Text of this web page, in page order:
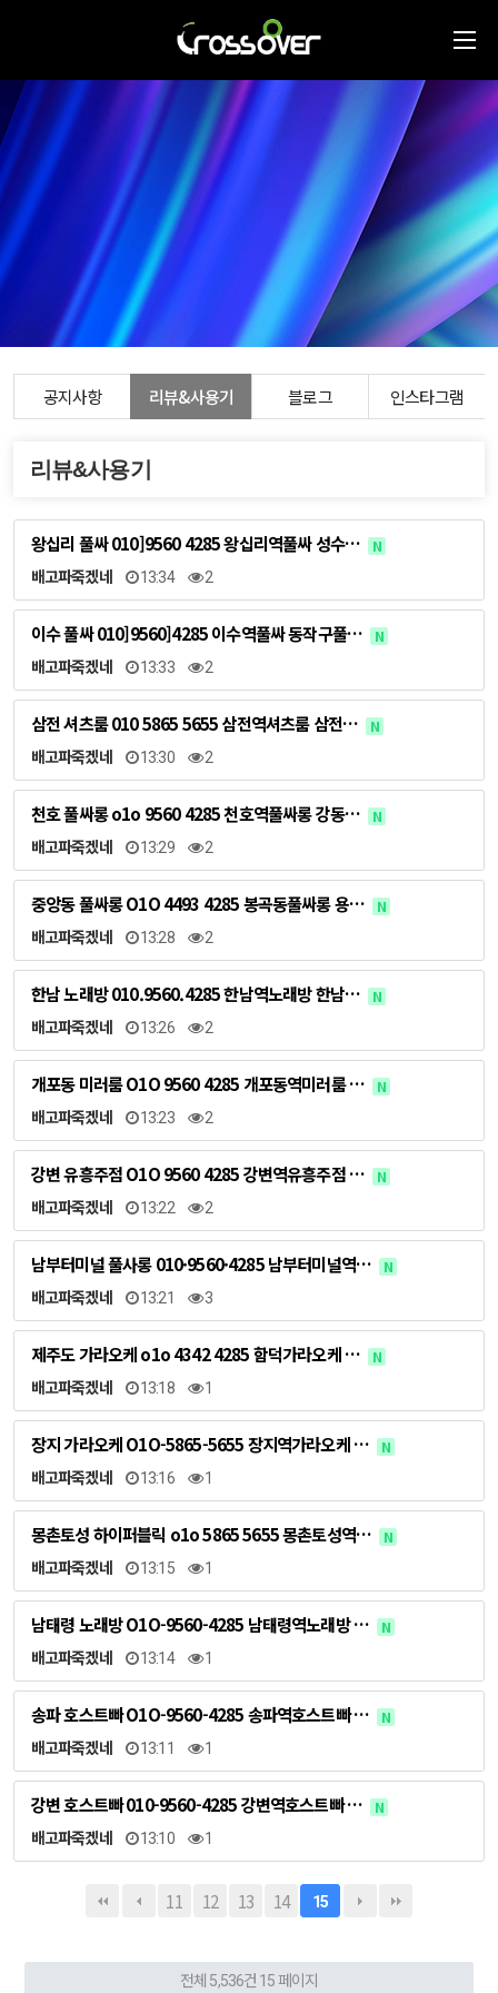
공지사항 리뷰&사용기 블로그 인스타그램
리뷰&사용기
왕십리 풀싸 010]9560 4285 왕십리역풀싸 성수… N
배고파죽겠네 13:34 2
이수 풀싸 010]9560]4285 이수역풀싸 동작구풀… N
배고파죽겠네 13:33 2
삼전 셔츠룸 010 5865 5655 삼전역셔츠룸 삼전… N
배고파죽겠네 13:30 2
천호 풀싸롱 o1o 9560 4285 천호역풀싸롱 강동… N
배고파죽겠네 13:29 2
중앙동 풀싸롱 O1O 4493 4285 봉곡동풀싸롱 용… N
배고파죽겠네 13:28 2
한남 노래방 010.9560.4285 한남역노래방 한남… N
배고파죽겠네 13:26 2
개포동 미러룸 O1O 9560 4285 개포동역미러룸 … N
배고파죽겠네 13:23 2
강변 유흥주점 O1O 9560 4285 강변역유흥주점 … N
배고파죽겠네 13:22 2
남부터미널 풀사롱 010·9560·4285 남부터미널역… N
배고파죽겠네 13:21 3
제주도 가라오케 o1o 4342 4285 함덕가라오케 … N
배고파죽겠네 13:18 1
장지 가라오케 O1O-5865-5655 장지역가라오케 … N
배고파죽겠네 13:16 1
몽촌토성 하이퍼블릭 o1o 5865 5655 몽촌토성역… N
배고파죽겠네 13:15 1
남태령 노래방 O1O-9560-4285 남태령역노래방 … N
배고파죽겠네 13:14 1
송파 호스트빠 O1O-9560-4285 송파역호스트빠 … N
배고파죽겠네 13:11 1
강변 호스트빠 010-9560-4285 강변역호스트빠 … N
배고파죽겠네 13:10 1
11 12 13 14 15
전체 5,536건 15 페이지